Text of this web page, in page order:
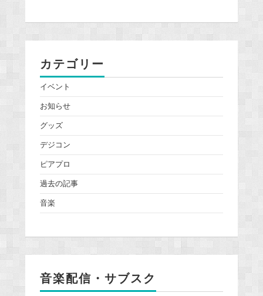
カテゴリー
イベント
お知らせ
グッズ
デジコン
ピアプロ
過去の記事
音楽
音楽配信・サブスク